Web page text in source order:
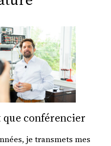
conférencier
je transmets mes